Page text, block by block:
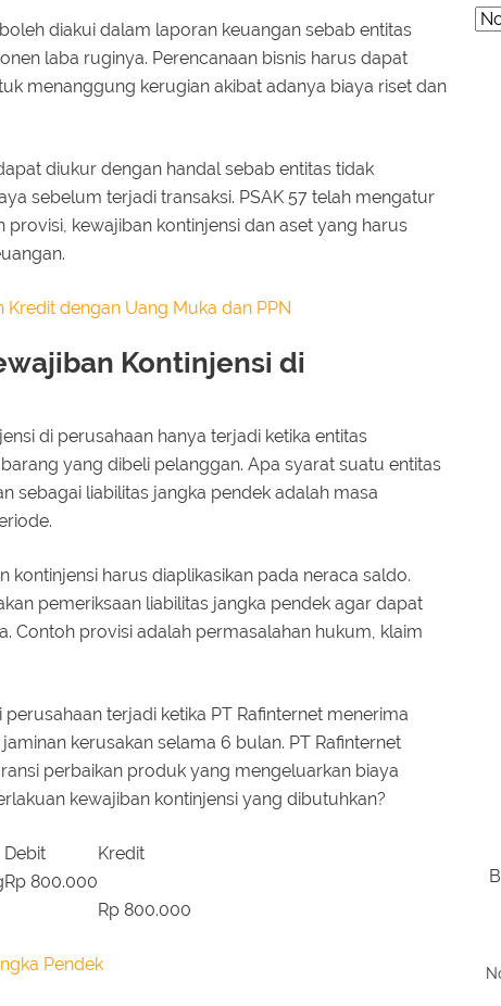
diakui dalam laporan keuangan sebab entitas
laba ruginya. Perencanaan bisnis harus dapat
menanggung kerugian akibat adanya biaya riset dan
diukur dengan handal sebab entitas tidak
sebelum terjadi transaksi. PSAK 57 telah mengatur
kewajiban kontinjensi dan aset yang harus
dengan Uang Muka dan PPN
Kontinjensi di
di perusahaan hanya terjadi ketika entitas
yang dibeli pelanggan. Apa syarat suatu entitas
sebagai liabilitas jangka pendek adalah masa
kontinjensi harus diaplikasikan pada neraca saldo.
pemeriksaan liabilitas jangka pendek agar dapat
Contoh provisi adalah permasalahan hukum, klaim
terjadi ketika PT Rafinternet menerima
kerusakan selama 6 bulan. PT Rafinternet
perbaikan produk yang mengeluarkan biaya
kewajiban kontinjensi yang dibutuhkan?
Debit
Kredit
Rp 800.000
Rp 800.000
Pendek